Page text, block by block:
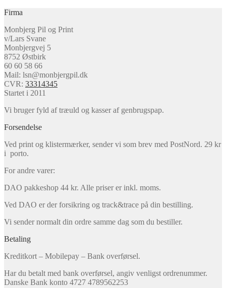
Firma
Monbjerg Pil og Print
v/Lars Svane
Monbjergvej 5
8752 Østbirk
60 60 58 66
Mail: lsn@monbjergpil.dk
CVR: 33314345
Startet i 2011
Vi bruger fyld af træuld og kasser af genbrugspap.
Forsendelse
Ved print og klistermærker, sender vi som brev med PostNord. 29 kr
i porto.
For andre varer:
DAO pakkeshop 44 kr. Alle priser er inkl. moms.
Ved DAO er der forsikring og track&trace på din bestilling.
Vi sender normalt din ordre samme dag som du bestiller.
Betaling
Kreditkort – Mobilepay – Bank overførsel.
Har du betalt med bank overførsel, angiv venligst ordrenummer.
Danske Bank konto 4727 4789562253